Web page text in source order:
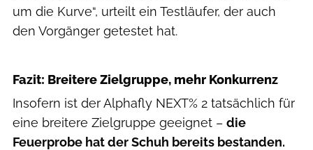
um die Kurve“, urteilt ein Testläufer, der auch
den Vorgänger getestet hat.
Fazit: Breitere Zielgruppe, mehr Konkurrenz
Insofern ist der Alphafly NEXT% 2 tatsächlich für
eine breitere Zielgruppe geeignet – die
Feuerprobe hat der Schuh bereits bestanden.